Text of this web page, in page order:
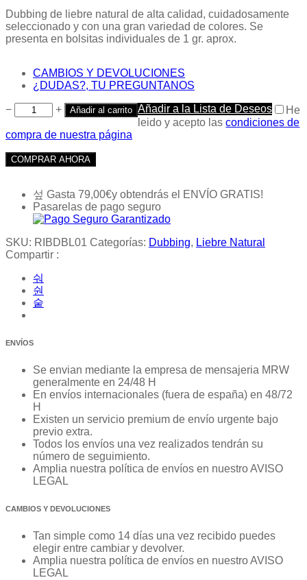
Dubbing de liebre natural de alta calidad, cuidadosamente
seleccionado y con una gran variedad de colores. Se
presenta en bolsitas individuales de 1 gr. aprox.
CAMBIOS Y DEVOLUCIONES
¿DUDAS?, TU PREGUNTANOS
− + Añadir al carrito Añadir a la Lista de Deseos
He
leido y acepto lascondiciones de
compra de nuestra página
COMPRAR AHORA
Gasta 79,00€y obtendrás el ENVÍO GRATIS!
Pasarelas de pago seguro
SKU: RIBDBL01 Categorías: Dubbing, Liebre Natural
Compartir :
ENVÍOS
Se envian mediante la empresa de mensajeria MRW
generalmente en 24/48 H
En envíos internacionales (fuera de españa) en 48/72
H
Existen un servicio premium de envío urgente bajo
previo extra.
Todos los envíos una vez realizados tendrán su
número de seguimiento.
Amplia nuestra política de envíos en nuestro AVISO
LEGAL
CAMBIOS Y DEVOLUCIONES
Tan simple como 14 días una vez recibido puedes
elegir entre cambiar y devolver.
Amplia nuestra política de envíos en nuestro AVISO
LEGAL